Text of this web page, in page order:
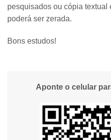
pesquisados ou cópia textual
poderá ser zerada.
Bons estudos!
Aponte o celular